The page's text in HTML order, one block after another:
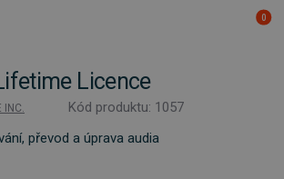
0
Licence
INC.
Kód produktu: 1057
převod a úprava audia